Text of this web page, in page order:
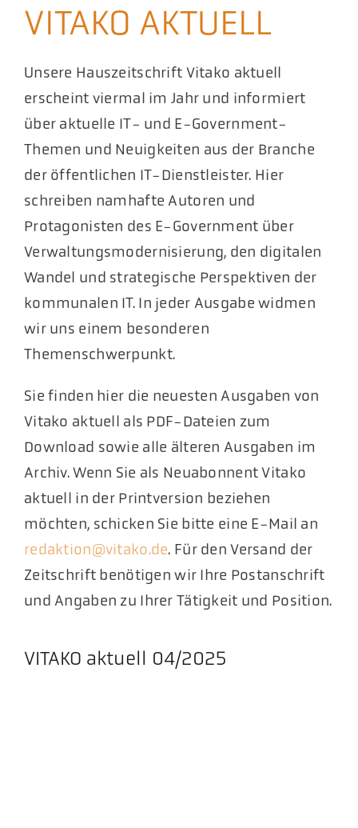
VITAKO AKTUELL
Unsere Hauszeitschrift Vitako aktuell
erscheint viermal im Jahr und informiert
über aktuelle IT- und E-Government-
Themen und Neuigkeiten aus der Branche
der öffentlichen IT-Dienstleister. Hier
schreiben namhafte Autoren und
Protagonisten des E-Government über
Verwaltungsmodernisierung, den digitalen
Wandel und strategische Perspektiven der
kommunalen IT. In jeder Ausgabe widmen
wir uns einem besonderen
Themenschwerpunkt.
Sie finden hier die neuesten Ausgaben von
Vitako aktuell als PDF-Dateien zum
Download sowie alle älteren Ausgaben im
Archiv. Wenn Sie als Neuabonnent Vitako
aktuell in der Printversion beziehen
möchten, schicken Sie bitte eine E-Mail an
redaktion@vitako.de. Für den Versand der
Zeitschrift benötigen wir Ihre Postanschrift
und Angaben zu Ihrer Tätigkeit und Position.
VITAKO aktuell 04/2025